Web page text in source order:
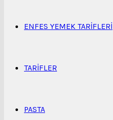
ENFES YEMEK TARIFLERI
TARIFLER
PASTA